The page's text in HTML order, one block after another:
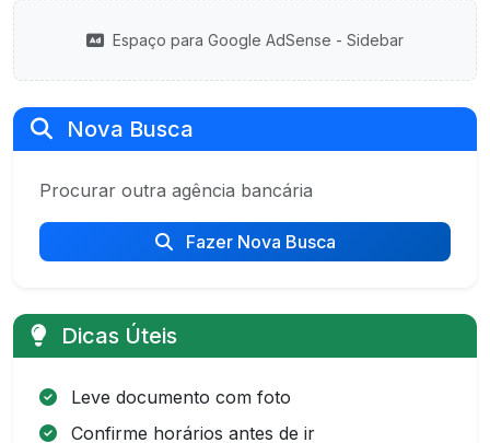
Espaço para Google AdSense - Sidebar
Nova Busca
Procurar outra agência bancária
Fazer Nova Busca
Dicas Úteis
Leve documento com foto
Confirme horários antes de ir